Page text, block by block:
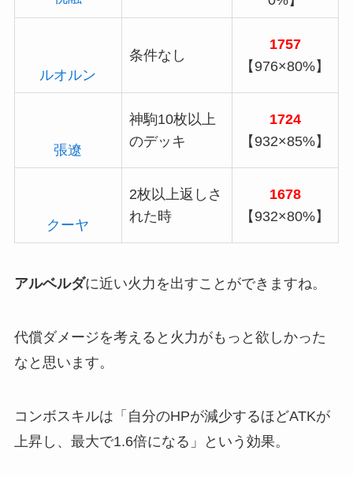
ルオルン
条件なし
1757
【976×80%】
張遼
神駒10枚以上
のデッキ
1724
【932×85%】
クーヤ
2枚以上返しさ
れた時
1678
【932×80%】
アルベルダに近い火力を出すことができますね。
代償ダメージを考えると火力がもっと欲しかった
なと思います。
コンボスキルは「自分のHPが減少するほどATKが
上昇し、最大で1.6倍になる」という効果。